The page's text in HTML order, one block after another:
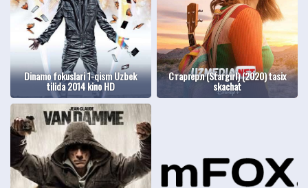
Dinamo fokuslari 1-qism Uzbek
tilida 2014 kino HD
Старгерл (Stargirl) (2020) tasix
skachat